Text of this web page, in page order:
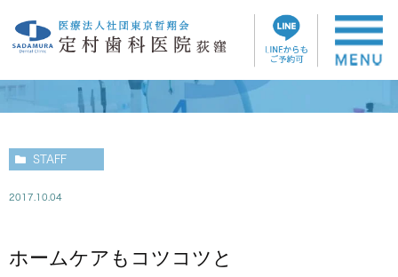
スタッフブログ
STAFF
2017.10.04
ホームケアもコツコツと